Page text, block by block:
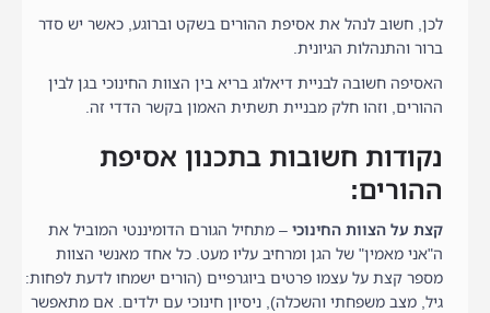
לכן, חשוב לנהל את אסיפת ההורים בשקט וברוגע, כאשר יש סדר
ברור והתנהלות הגיונית.
האסיפה חשובה לבניית דיאלוג בריא בין הצוות החינוכי בגן לבין
ההורים, וזהו חלק מבניית תשתית האמון בקשר הדדי זה.
נקודות חשובות בתכנון אסיפת
ההורים:
קצת על הצוות החינוכי– מתחיל הגורם הדומיננטי המוביל את
ה"אני מאמין" של הגן ומרחיב עליו מעט. כל אחד מאנשי הצוות
מספר קצת על עצמו פרטים ביוגרפיים (הורים ישמחו לדעת לפחות:
גיל, מצב משפחתי והשכלה), ניסיון חינוכי עם ילדים. אם מתאפשר